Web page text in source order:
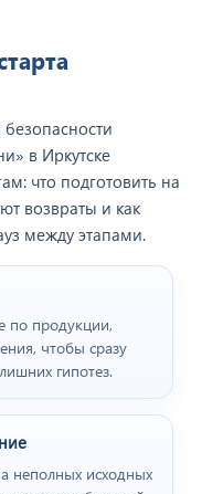
в Иркутске
что подготовить на
возвраты и как
между этапами.
по продукции,
чтобы сразу
гипотез.
неполных исходных